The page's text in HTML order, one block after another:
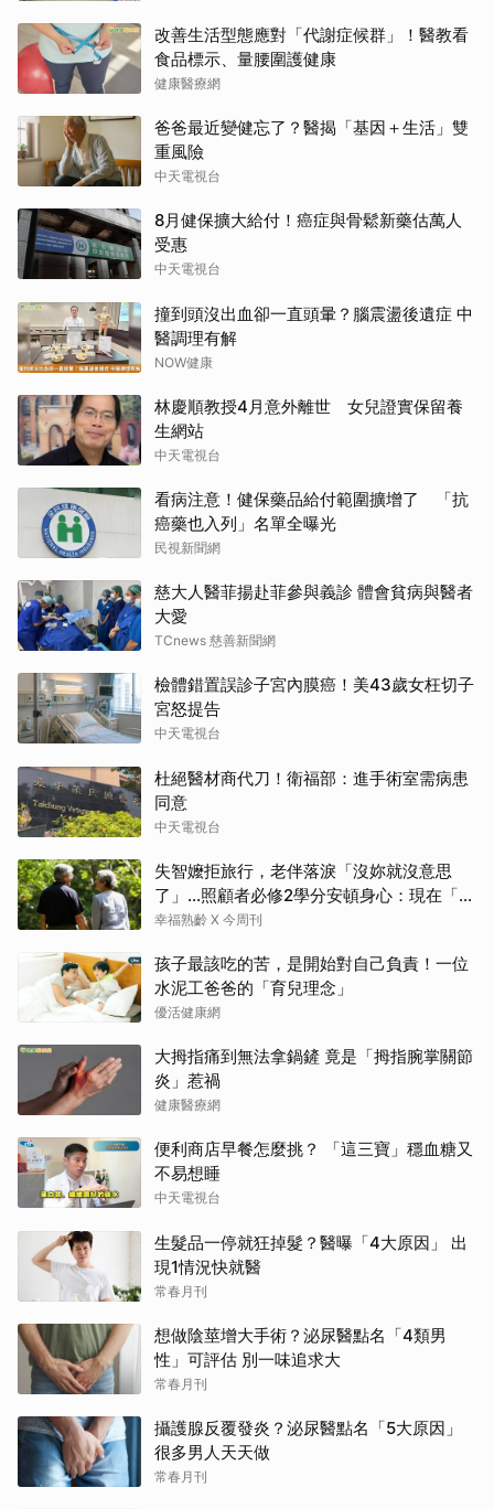
改善生活型態應對「代謝症候群」！醫教看
食品標示、量腰圍護健康
健康醫療網
爸爸最近變健忘了？醫揭「基因＋生活」雙
重風險
中天電視台
8月健保擴大給付！癌症與骨鬆新藥估萬人
受惠
中天電視台
撞到頭沒出血卻一直頭暈？腦震盪後遺症 中
醫調理有解
NOW健康
林慶順教授4月意外離世 女兒證實保留養
生網站
中天電視台
看病注意！健保藥品給付範圍擴增了 「抗
癌藥也入列」名單全曝光
民視新聞網
慈大人醫菲揚赴菲參與義診 體會貧病與醫者
大愛
TCnews 慈善新聞網
檢體錯置誤診子宮內膜癌！美43歲女枉切子
宮怒提告
中天電視台
杜絕醫材商代刀！衛福部：進手術室需病患
同意
中天電視台
失智嬤拒旅行，老伴落淚「沒妳就沒意思
了」…照顧者必修2學分安頓身心：現在「這
樣」就好了
幸福熟齡 X 今周刊
孩子最該吃的苦，是開始對自己負責！一位
水泥工爸爸的「育兒理念」
優活健康網
大拇指痛到無法拿鍋鏟 竟是「拇指腕掌關節
炎」惹禍
健康醫療網
便利商店早餐怎麼挑？ 「這三寶」穩血糖又
不易想睡
中天電視台
生髮品一停就狂掉髮？醫曝「4大原因」 出
現1情況快就醫
常春月刊
想做陰莖增大手術？泌尿醫點名「4類男
性」可評估 別一味追求大
常春月刊
攝護腺反覆發炎？泌尿醫點名「5大原因」
很多男人天天做
常春月刊